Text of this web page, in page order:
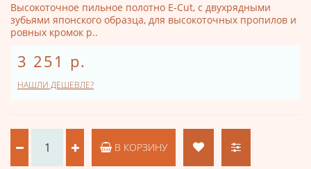
Высокоточное пильное полотно E-Cut, с двухрядными
зубьями японского образца, для высокоточных пропилов и
ровных кромок р..
3 251 р.
НАШЛИ ДЕШЕВЛЕ?
В КОРЗИНУ